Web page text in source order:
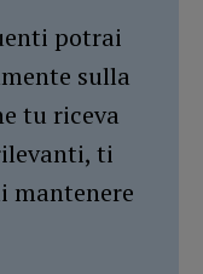
potrai
sulla
tu riceva
ti
mantenere